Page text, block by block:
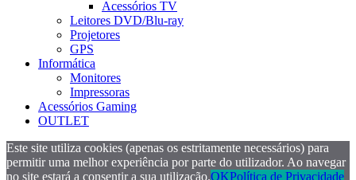
Acessórios TV
Leitores DVD/Blu-ray
Projetores
GPS
Informática
Monitores
Impressoras
Acessórios Gaming
OUTLET
Este site utiliza cookies (apenas os estritamente necessários) para
permitir uma melhor experiência por parte do utilizador. Ao navegar
no site estará a consentir a sua utilização.OKPolítica de Privacidade